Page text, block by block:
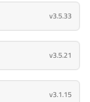
v3.5.33
v3.5.21
v3.1.15